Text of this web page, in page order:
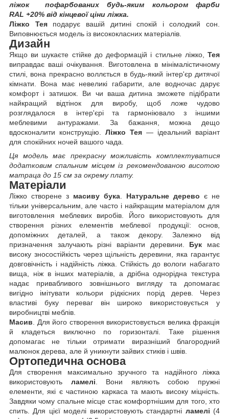
ліжок пофарбованих будь-яким кольором фарби
RAL +20% від кінцевої ціни ліжка.
Ліжко Теяподарує вашій дитині спокій і солодкий сон.
Виповнюється модель із висококласних матеріалів.
Дизайн
Якщо ви шукаєте стійке до деформацій і стильне ліжко, Тея
виправдає ваші очікування. Виготовлена в мінімалістичному
стилі, вона прекрасно воллється в будь-який інтер'єр дитячої
кімнати. Вона має невеликі габарити, але водночас дарує
комфорт і затишок. Ви чи ваша дитина зможете підібрати
найкращий відтінок для виробу, щоб ложе чудово
розглядалося в інтер'єрі та гармоніювало з іншими
меблевими антуражами. За бажання, можна дещо
вдосконалити конструкцію. Ліжко Тея — ідеальний варіант
для спокійних ночей вашого чада.
Ця модель має прекрасну можливість комплектуватися
додатковим спальним місцем із рекомендованою висотою
матраца до 15 см за окрему плату.
Матеріали
Ліжко створене з масиву бука Натуральне дерево є не
тільки універсальним, але часто і найкращим матеріалом для
виготовлення меблевих виробів. Його використовують для
створення різних елементів меблевої продукції: основ,
допоміжних деталей, а також декору. Залежно від
призначення залучають різні варіанти деревини. Бук має
високу зносостійкість через щільність деревини, яка гарантує
довговічність і надійність ліжка. Стійкість до вологи набагато
вища, ніж в інших матеріалів, а дрібна однорідна текстура
надає привабливого зовнішнього вигляду та допомагає
вигідно імітувати кольори рідкісних порід дерев. Через
властиві буку переваг він широко використовується у
виробництві меблів.
Масив . Для його створення використовується велика фракція
й кладеться виключно по горизонталі. Таке рішення
допомагає не тільки отримати виразніший благородний
малюнок дерева, але й уникнути зайвих стиків і швів.
Ортопедична основа
Для створення максимально зручного та надійного ліжка
використовують ламелі . Вони являють собою пружні
елементи, які є частиною каркаса та мають високу міцність.
Завдяки чому спальне місце стає комфортнішим для того, хто
спить. Для цієї моделі використовують стандартні ламелі (4